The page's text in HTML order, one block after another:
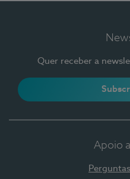
Quer receber a
Apoio